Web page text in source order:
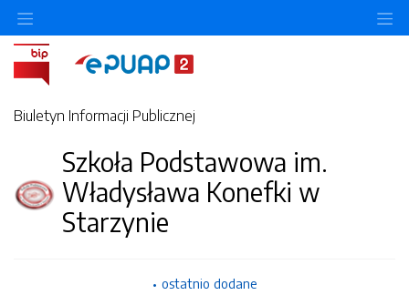
Biuletyn Informacji Publicznej
Szkoła Podstawowa im.
Władysława Konefki w
Starzynie
ostatnio dodane